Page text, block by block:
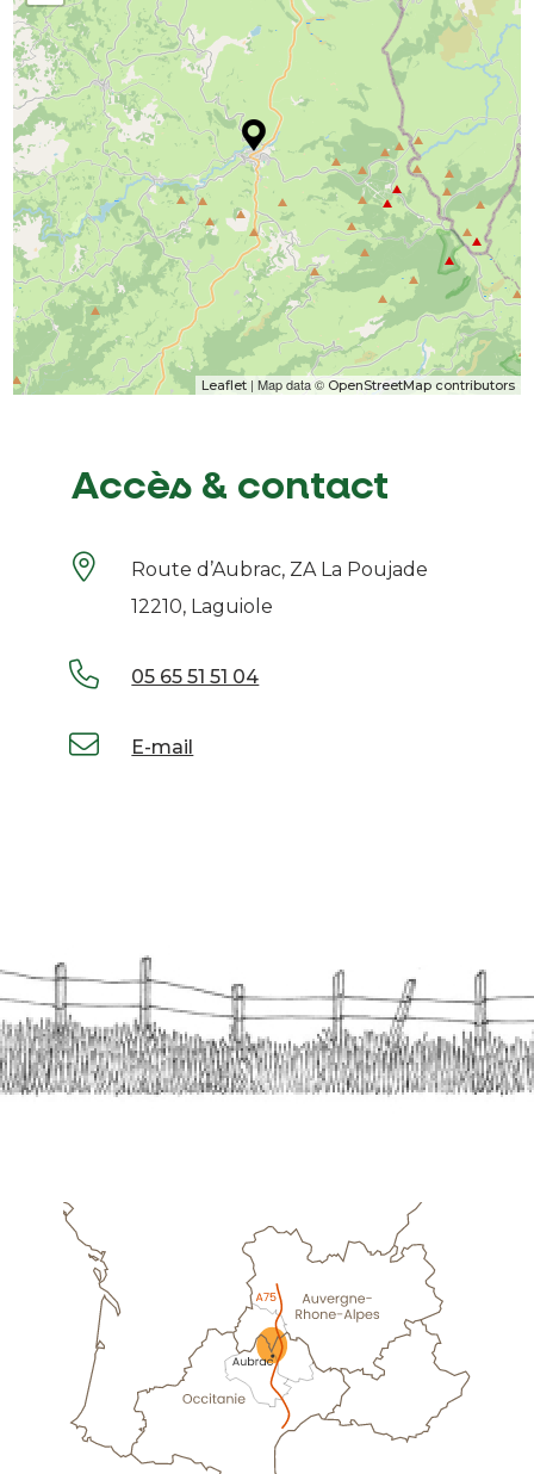
Leaflet | Map data © OpenStreetMap contributors
Accès & contact
Route d’Aubrac, ZA La Poujade
12210, Laguiole
05 65 51 51 04
E-mail